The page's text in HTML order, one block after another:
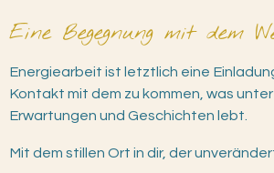
Eine Begegnung mit dem
Energiearbeit ist letztlich eine
Kontakt mit dem zu kommen, was
Erwartungen und Geschichten lebt.
Mit dem stillen Ort in dir, der